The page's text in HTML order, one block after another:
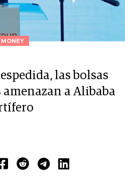
MONEY
las bolsas
a Alibaba